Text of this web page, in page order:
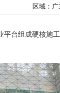
区域：
台组成硬核施